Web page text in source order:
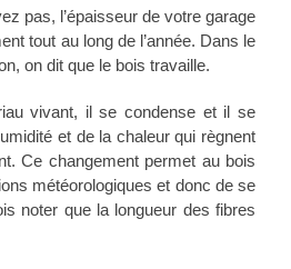
pas, l’épaisseur de votre garage
tout au long de l’année. Dans le
on dit que le bois travaille.
vivant, il se condense et il se
et de la chaleur qui règnent
Ce changement permet au bois
météorologiques et donc de se
noter que la longueur des fibres